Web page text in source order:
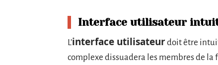
Interface utilisateur
L’interface utilisateurdoit être
complexe dissuadera les membres de la